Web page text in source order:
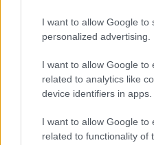
I want to allow Google to
personalized advertising.
I want to allow Google to
related to analytics like
device identifiers in apps.
I want to allow Google to
related to functionality of
H Τίπι Χέντρεν με το λιοντάρι
Collection
Μια άλλη απόφαση για
είναι η περίφημη ταινία
«Roar», την οποία